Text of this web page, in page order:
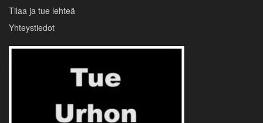
Tilaa ja tue lehteä
Yhteystiedot